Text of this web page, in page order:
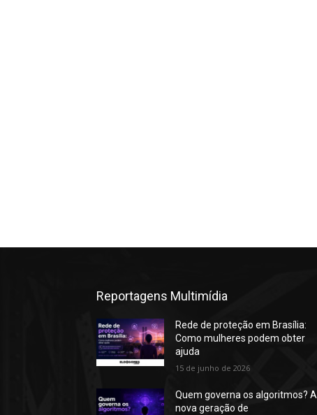
Reportagens Multimídia
Rede de proteção em Brasília:
Como mulheres podem obter
ajuda
15 de junho de 2026
Quem governa os algoritmos? A
nova geração de